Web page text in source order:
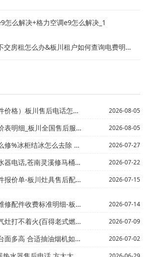
怎么解决+格力空调e9怎么解决_1
交房租怎么办&板川租户如何查询电费明细
板川售后电话怎么联系官方发布 2026-08-05
_板川全国售后服务电话最新发布 2026-08-05
结冰怎么去除 冰柜结冰去除方法 2026-07-27
桶电话/苍南智能热水器电话,丽水空气能热水器... 2026-07-22
具售后配件报价单查询2027年最新收费标准 2026-07-15
板川变频洗衣机维修配件收费标准明细表最新的报... 2026-07-14
着火{百得老式燃气灶打不着火 2026-07-09
高 合适抽油烟机如何安装_ 2026-07-02